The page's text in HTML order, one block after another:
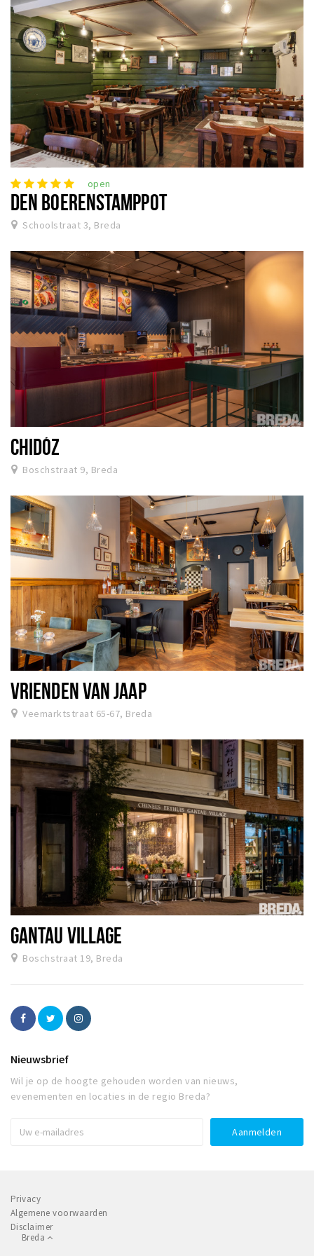
open
DEN BOERENSTAMPPOT
Schoolstraat 3, Breda
CHIDÓZ
Boschstraat 9, Breda
VRIENDEN VAN JAAP
Veemarktstraat 65-67, Breda
GANTAU VILLAGE
Boschstraat 19, Breda
Nieuwsbrief
Wil je op de hoogte gehouden worden van nieuws,
evenementen en locaties in de regio Breda?
Privacy
Algemene voorwaarden
Disclaimer
Breda